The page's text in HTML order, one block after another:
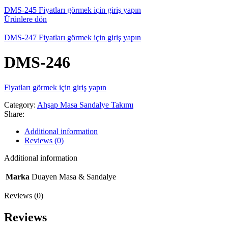
DMS-245 Fiyatları görmek için giriş yapın
Ürünlere dön
DMS-247 Fiyatları görmek için giriş yapın
DMS-246
Fiyatları görmek için giriş yapın
Category: Ahşap Masa Sandalye Takımı
Share:
Additional information
Reviews (0)
Additional information
Marka Duayen Masa & Sandalye
Reviews (0)
Reviews